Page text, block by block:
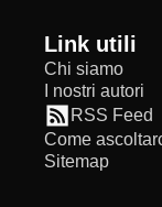
Link utili
Chi siamo
I nostri autori
RSS Feed
Come
Sitemap